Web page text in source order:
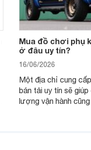
Mua đồ chơi phụ
ở đâu uy tín?
16/06/2026
Một địa chỉ cung
bán tải uy tín sẽ
lượng vận hành